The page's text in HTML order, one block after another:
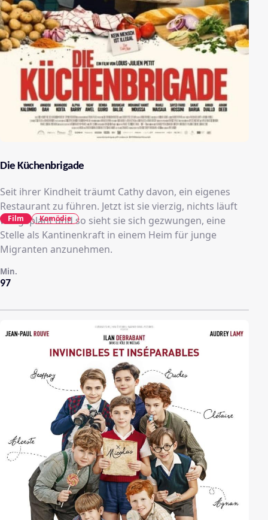
Die Küchenbrigade
Seit ihrer Kindheit träumt Cathy davon, ein eigenes
Restaurant zu führen. Jetzt ist sie vierzig, nichts läuft
wie geplant und so sieht sie sich gezwungen, eine
Stelle als Kantinenkraft in einem Heim für junge
Migranten anzunehmen.
97
Min.
Film Komödie